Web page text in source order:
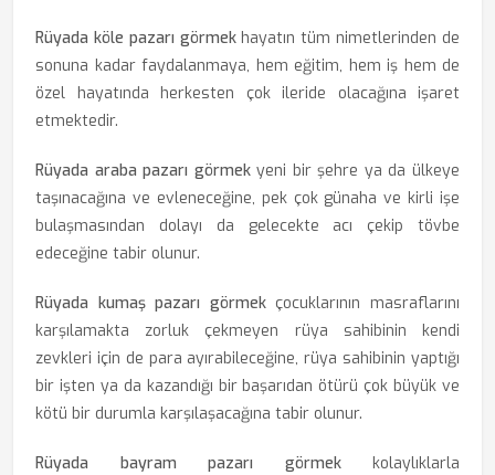
Rüyada köle pazarı görmekhayatın tüm nimetlerinden de
sonuna kadar faydalanmaya, hem eğitim, hem iş hem de
özel hayatında herkesten çok ileride olacağına işaret
etmektedir.
Rüyada araba pazarı görmekyeni bir şehre ya da ülkeye
taşınacağına ve evleneceğine, pek çok günaha ve kirli işe
bulaşmasından dolayı da gelecekte acı çekip tövbe
edeceğine tabir olunur.
Rüyada kumaş pazarı görmekçocuklarının masraflarını
karşılamakta zorluk çekmeyen rüya sahibinin kendi
zevkleri için de para ayırabileceğine, rüya sahibinin yaptığı
bir işten ya da kazandığı bir başarıdan ötürü çok büyük ve
kötü bir durumla karşılaşacağına tabir olunur.
Rüyada bayram pazarı görmekkolaylıklarla